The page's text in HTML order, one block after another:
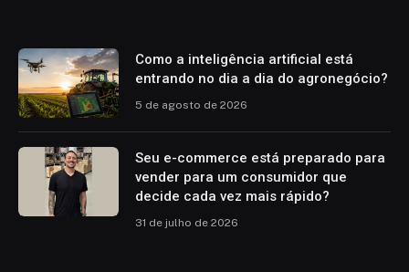
Como a inteligência artificial está
entrando no dia a dia do agronegócio?
5 de agosto de 2026
Seu e-commerce está preparado para
vender para um consumidor que
decide cada vez mais rápido?
31 de julho de 2026